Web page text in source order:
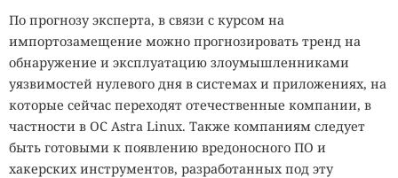
По прогнозу эксперта, в связи с курсом на
импортозамещение можно прогнозировать тренд на
обнаружение и эксплуатацию злоумышленниками
уязвимостей нулевого дня в системах и приложениях, на
которые сейчас переходят отечественные компании, в
частности в OC Astra Linux. Также компаниям следует
быть готовыми к появлению вредоносного ПО и
хакерских инструментов, разработанных под эту